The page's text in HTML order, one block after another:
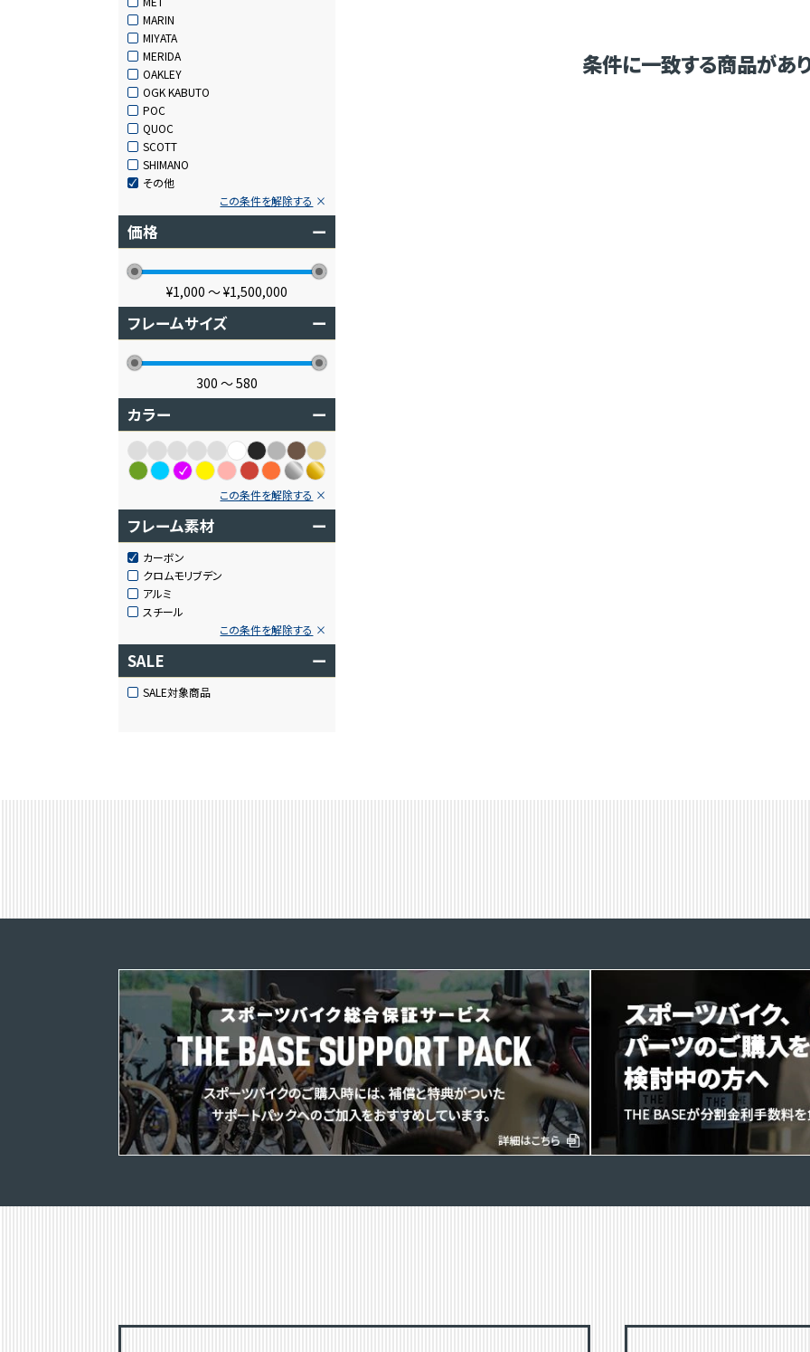
MARIN
MIYATA
MERIDA
OAKLEY
OGK KABUTO
POC
QUOC
SCOTT
SHIMANO
その他
この条件を解除する
価格 ー
¥1,000 〜¥1,500,000
フレームサイズ ー
300 〜580
カラー ー
この条件を解除する
フレーム素材 ー
カーボン
クロムモリブデン
アルミ
スチール
この条件を解除する
SALE ー
SALE対象商品
条件に一致する商品があ